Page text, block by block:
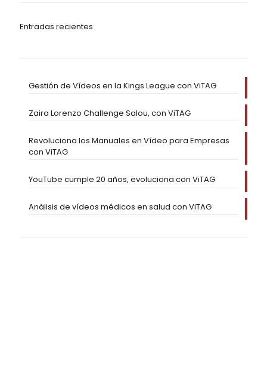
Entradas recientes
Gestión de Vídeos en la Kings League con ViTAG
Zaira Lorenzo Challenge Salou, con ViTAG
Revoluciona los Manuales en Vídeo para Empresas
con ViTAG
YouTube cumple 20 años, evoluciona con ViTAG
Análisis de vídeos médicos en salud con ViTAG